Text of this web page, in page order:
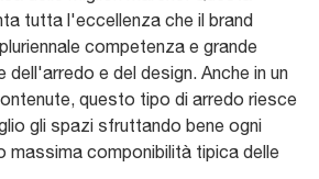
tutta l'eccellenza che il brand
competenza e grande
e del design. Anche in un
questo tipo di arredo riesce
gli spazi sfruttando bene ogni
massima componibilità tipica delle